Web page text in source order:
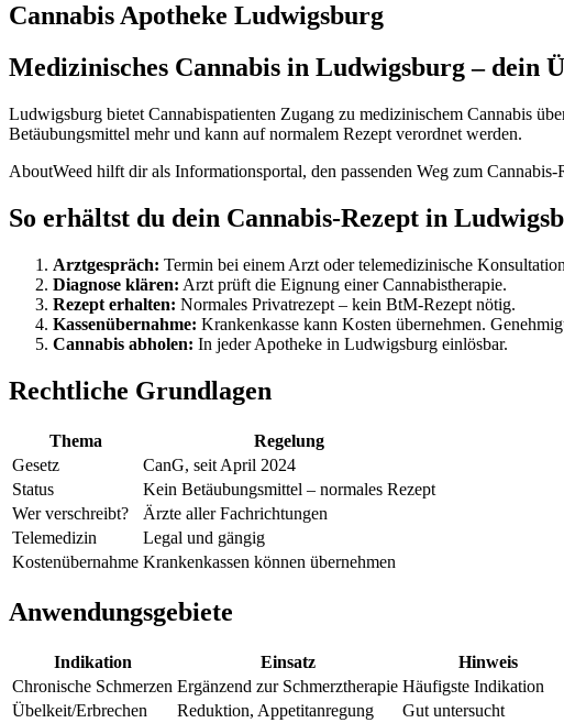
Cannabis Apotheke Ludwigsburg
Medizinisches Cannabis in Ludwigsburg – dein
Ludwigsburg bietet Cannabispatienten Zugang zu medizinischem Cannabis
Betäubungsmittel mehr und kann auf normalem Rezept verordnet werden.
AboutWeed hilft dir als Informationsportal, den passenden Weg zum
So erhältst du dein Cannabis-Rezept in
Arztgespräch: Termin bei einem Arzt oder telemedizinische
Diagnose klären: Arzt prüft die Eignung einer Cannabistherapie.
Rezept erhalten: Normales Privatrezept – kein BtM-Rezept nötig.
Kassenübernahme: Krankenkasse kann Kosten übernehmen.
Cannabis abholen: In jeder Apotheke in Ludwigsburg einlösbar.
Rechtliche Grundlagen
Thema
Regelung
Gesetz
CanG, seit April 2024
Status
Kein Betäubungsmittel – normales Rezept
Wer verschreibt?
Ärzte aller Fachrichtungen
Telemedizin
Legal und gängig
Kostenübernahme Krankenkassen können übernehmen
Anwendungsgebiete
Indikation Einsatz
Hinweis
Chronische Schmerzen Ergänzend zur Schmerztherapie Häufigste Indikation
Übelkeit/Erbrechen
Reduktion, Appetitanregung
Gut untersucht